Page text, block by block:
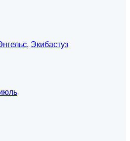
, Экибастуз